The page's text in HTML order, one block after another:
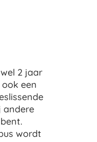
2 jaar
een
andere
wordt